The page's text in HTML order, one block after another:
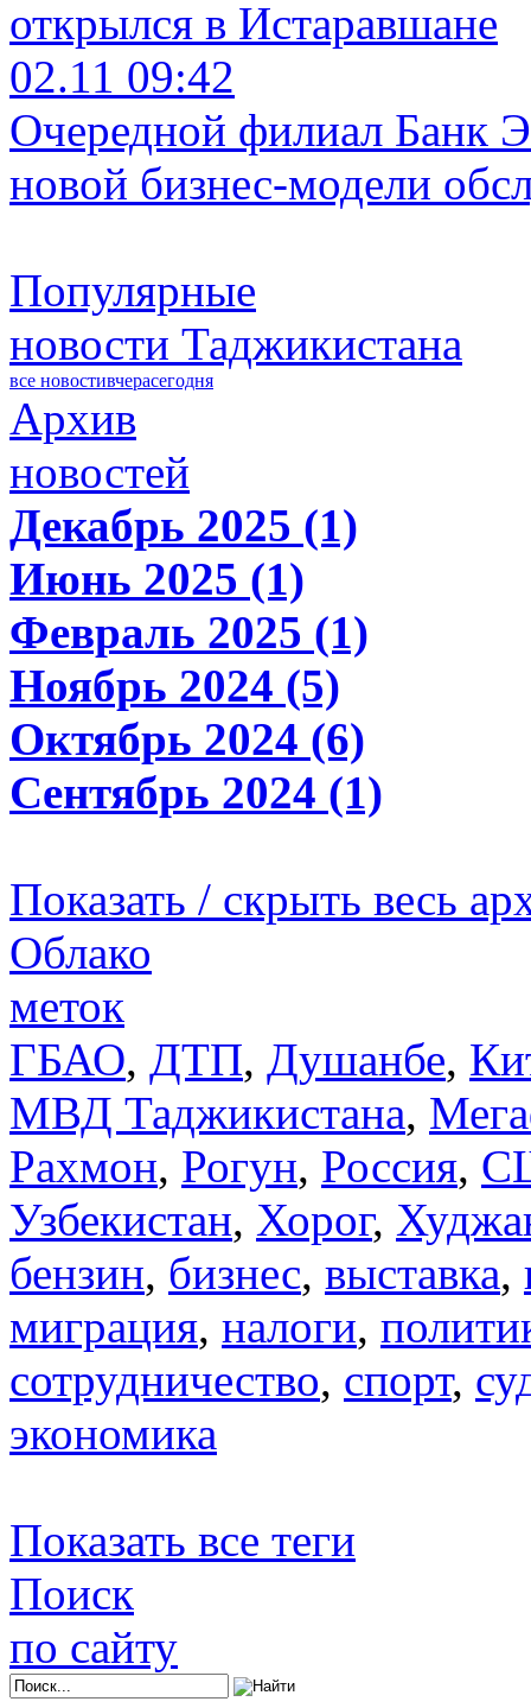
открылся в Истаравшане
02.11 09:42
Очередной филиал Банк
новой бизнес-модели
Популярные
новости Таджикистана
все новостивчерасегодня
Архив
новостей
Декабрь 2025 (1)
Июнь 2025 (1)
Февраль 2025 (1)
Ноябрь 2024 (5)
Октябрь 2024 (6)
Сентябрь 2024 (1)
Показать / скрыть весь
Облако
меток
ГБАО, ДТП, Душанбе,
МВД Таджикистана,
Рахмон, Рогун, Россия,
Узбекистан, Хорог,
бензин, бизнес, выставка,
миграция, налоги,
сотрудничество, спорт,
экономика
Показать все теги
Поиск
по сайту